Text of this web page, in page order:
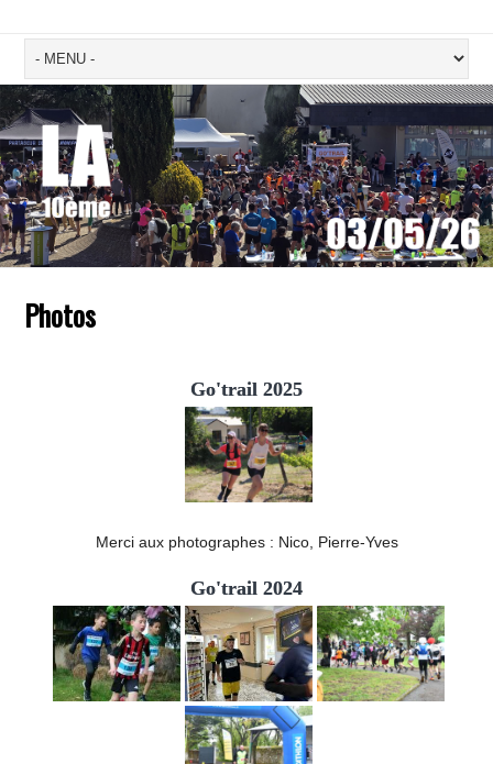
Photos
Go'trail 2025
Merci aux photographes : Nico, Pierre-Yves
Go'trail 2024